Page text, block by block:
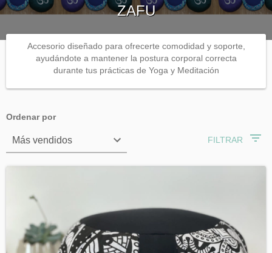
ZAFU
Accesorio diseñado para ofrecerte comodidad y soporte,
ayudándote a mantener la postura corporal correcta
durante tus prácticas de Yoga y Meditación
Ordenar por
FILTRAR